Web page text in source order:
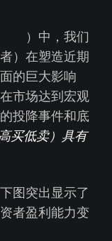
）中，我们
）在塑造近期
的巨大影响
市场达到宏观
投降事件和底
高买低卖）具有
图突出显示了
者盈利能力变